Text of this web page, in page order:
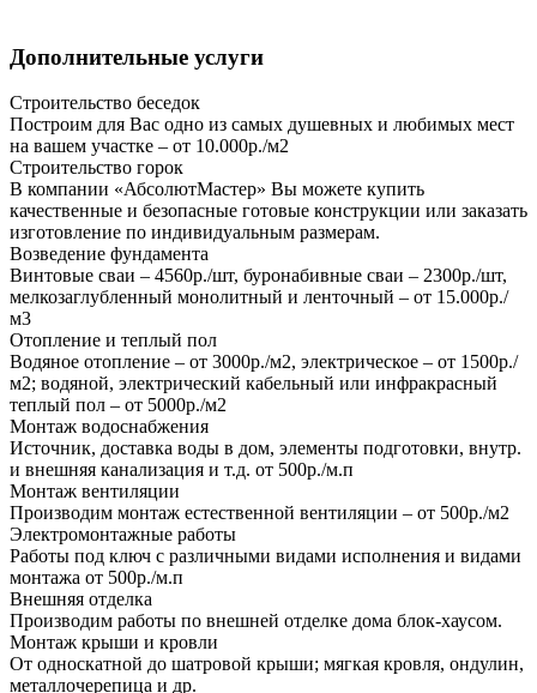
Дополнительные услуги
Строительство беседок
Построим для Вас одно из самых душевных и любимых мест
на вашем участке – от 10.000р./м2
Строительство горок
В компании «АбсолютМастер» Вы можете купить
качественные и безопасные готовые конструкции или заказать
изготовление по индивидуальным размерам.
Возведение фундамента
Винтовые сваи – 4560р./шт, буронабивные сваи – 2300р./шт,
мелкозаглубленный монолитный и ленточный – от 15.000р./
м3
Отопление и теплый пол
Водяное отопление – от 3000р./м2, электрическое – от 1500р./
м2; водяной, электрический кабельный или инфракрасный
теплый пол – от 5000р./м2
Монтаж водоснабжения
Источник, доставка воды в дом, элементы подготовки, внутр.
и внешняя канализация и т.д. от 500р./м.п
Монтаж вентиляции
Производим монтаж естественной вентиляции – от 500р./м2
Электромонтажные работы
Работы под ключ с различными видами исполнения и видами
монтажа от 500р./м.п
Внешняя отделка
Производим работы по внешней отделке дома блок-хаусом.
Монтаж крыши и кровли
От односкатной до шатровой крыши; мягкая кровля, ондулин,
металлочерепица и др.